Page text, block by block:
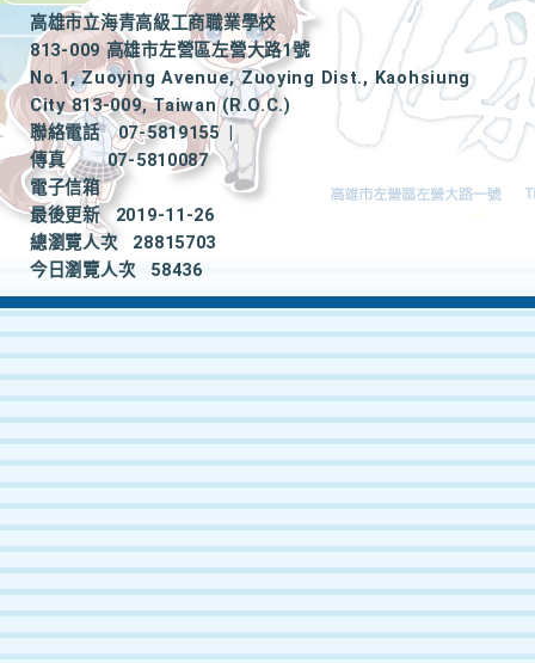
高雄市立海青高級工商職業學校
813-009 高雄市左營區左營大路1號
No.1, Zuoying Avenue, Zuoying Dist., Kaohsiung
City 813-009, Taiwan (R.O.C.)
聯絡電話
07-5819155
|
傳真
07-5810087
電子信箱
最後更新
2019-11-26
總瀏覽人次
28815703
今日瀏覽人次
58436